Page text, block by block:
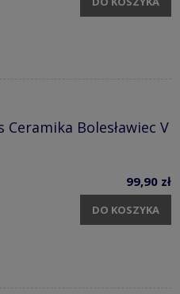
Bolesławiec V
99,90 zł
DO KOSZYKA